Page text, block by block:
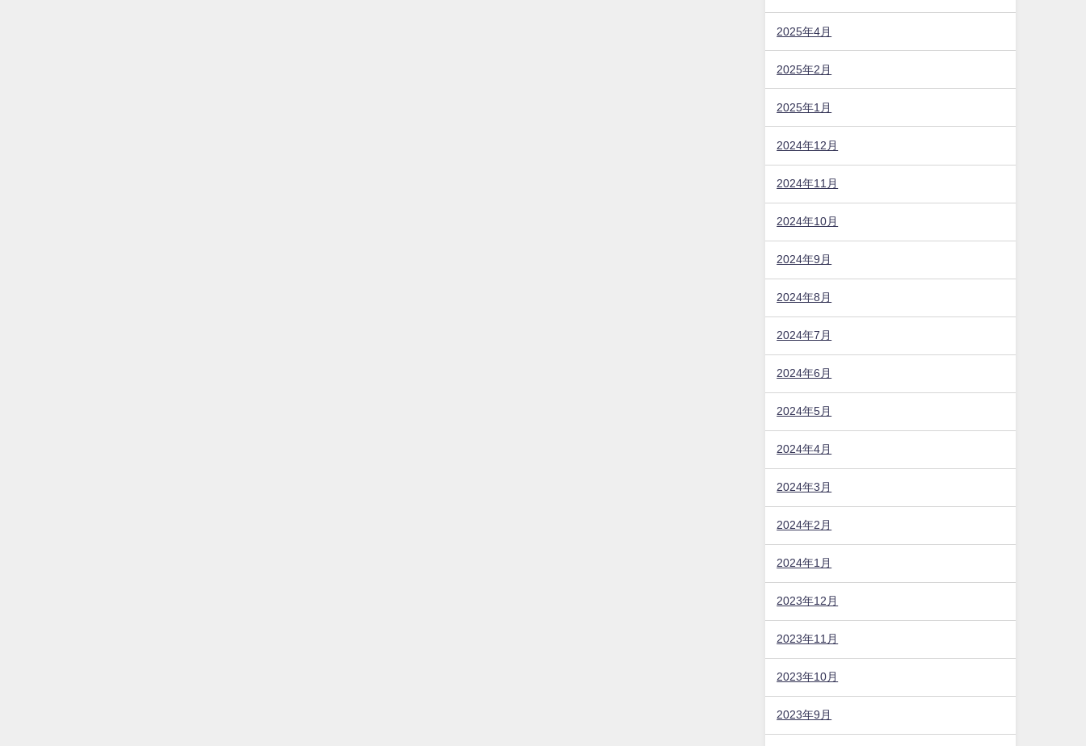
2025年4月
2025年2月
2025年1月
2024年12月
2024年11月
2024年10月
2024年9月
2024年8月
2024年7月
2024年6月
2024年5月
2024年4月
2024年3月
2024年2月
2024年1月
2023年12月
2023年11月
2023年10月
2023年9月